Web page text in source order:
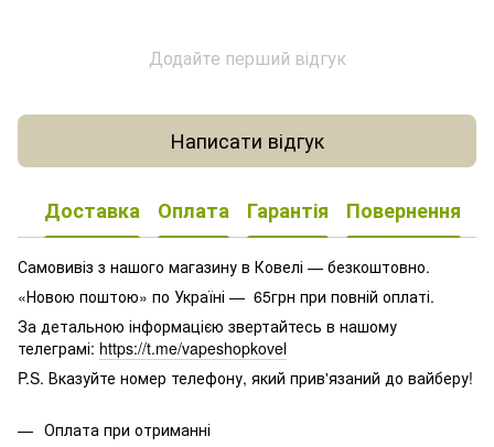
Додайте перший відгук
Написати відгук
Доставка Оплата Гарантія Повернення
Самовивіз з нашого магазину в Ковелі — безкоштовно.
«Новою поштою» по Україні — 65грн при повній оплаті.
За детальною інформацією звертайтесь в нашому
телеграмі: https://t.me/vapeshopkovel
P.S. Вказуйте номер телефону, який прив'язаний до вайберу!
Оплата при отриманні